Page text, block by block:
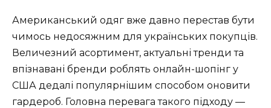
Американський одяг вже давно перестав бути
чимось недосяжним для українських покупців.
Величезний асортимент, актуальні тренди та
впізнавані бренди роблять онлайн-шопінг у
США дедалі популярнішим способом оновити
гардероб. Головна перевага такого підходу —